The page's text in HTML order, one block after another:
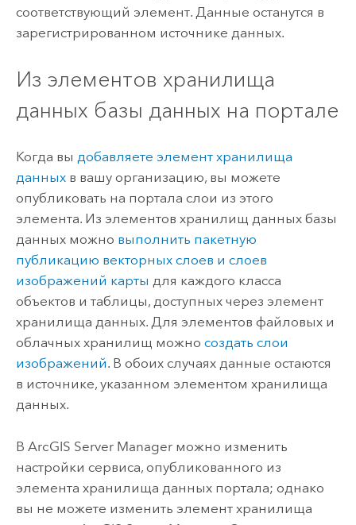
соответствующий элемент. Данные останутся в
зарегистрированном источнике данных.
Из элементов хранилища
данных базы данных на портале
Когда вы добавляете элемент хранилища
данныхв вашу организацию, вы можете
опубликовать на портала слои из этого
элемента. Из элементов хранилищ данных базы
данных можно выполнить пакетную
публикацию векторных слоев и слоев
изображений карты для каждого класса
объектов и таблицы, доступных через элемент
хранилища данных. Для элементов файловых и
облачных хранилищ можно создать слои
изображений. В обоих случаях данные остаются
в источнике, указанном элементом хранилища
данных.
В ArcGIS Server Managerможно изменить
настройки сервиса, опубликованного из
элемента хранилища данных портала; однако
вы не можете изменить элемент хранилища